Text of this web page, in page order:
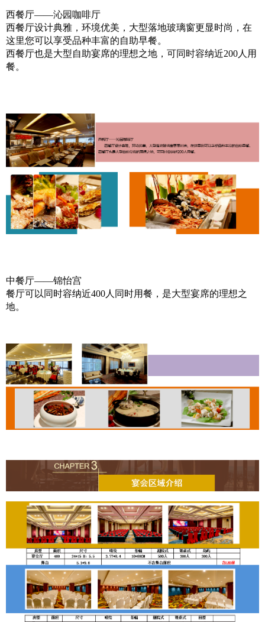
西餐厅——沁园咖啡厅
西餐厅设计典雅，环境优美，大型落地玻璃窗更显时尚，在
这里您可以享受品种丰富的自助早餐。
西餐厅也是大型自助宴席的理想之地，可同时容纳近200人用
餐。
中餐厅——锦怡宫
餐厅可以同时容纳近400人同时用餐，是大型宴席的理想之
地。